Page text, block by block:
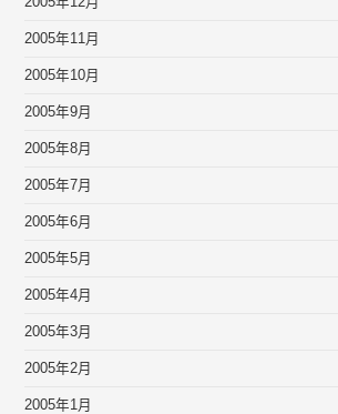
2005年11月
2005年10月
2005年9月
2005年8月
2005年7月
2005年6月
2005年5月
2005年4月
2005年3月
2005年2月
2005年1月